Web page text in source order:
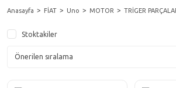
Anasayfa FİAT Uno MOTOR TRİGER
Stoktakiler